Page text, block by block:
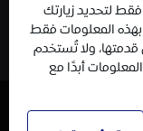
لتحديد زيارتك
المعلومات فقط
ولا تُستخدم
أبدًا مع